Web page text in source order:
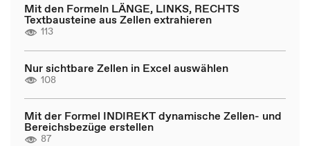
Mit den Formeln LÄNGE, LINKS, RECHTS
Textbausteine aus Zellen extrahieren
113
Nur sichtbare Zellen in Excel auswählen
108
Mit der Formel INDIREKT dynamische Zellen- und
Bereichsbezüge erstellen
87